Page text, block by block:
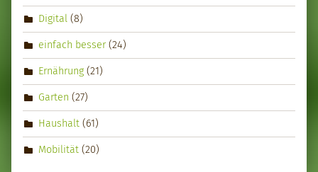
Digital (8)
einfach besser(24)
Ernährung (21)
Garten (27)
Haushalt (61)
Mobilität (20)